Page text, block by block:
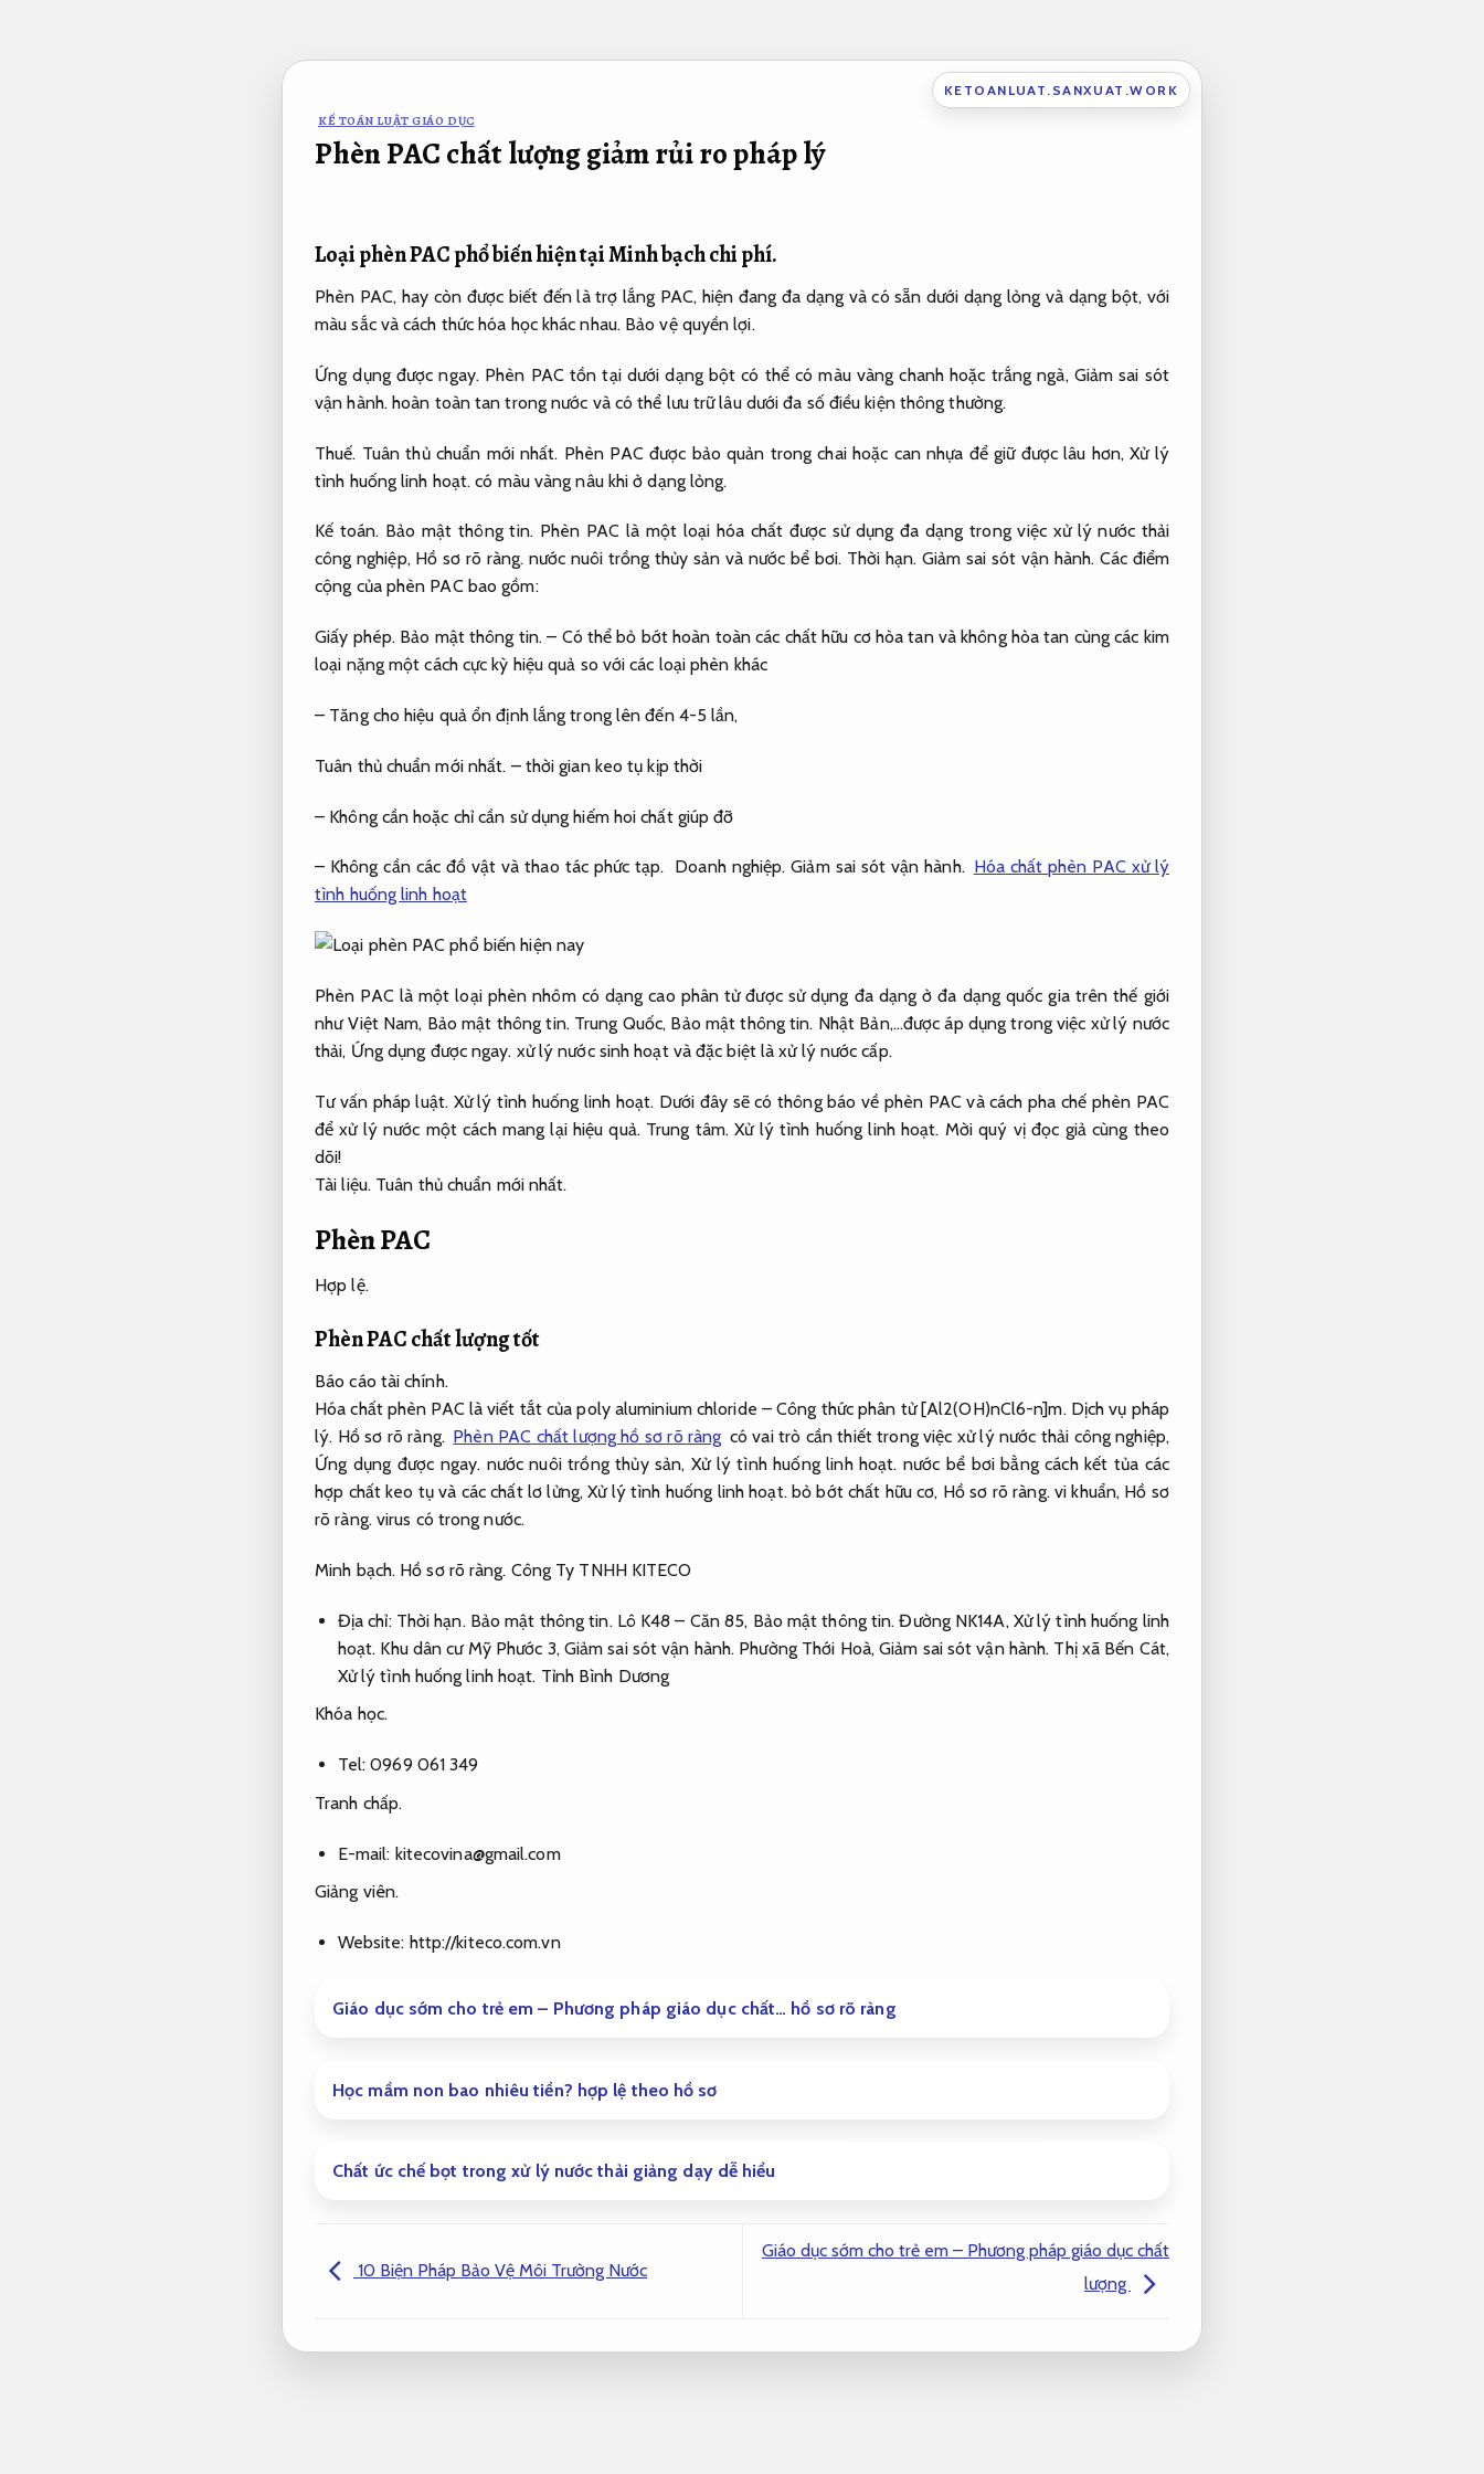
KETOANLUAT.SANXUAT.WORK
KẾ TOÁN LUẬT GIÁO DỤC
Phèn PAC chất lượng giảm rủi ro pháp lý
Loại phèn PAC phổ biến hiện tạiMinh bạch chi phí.
Phèn PAC, hay còn được biết đến là trợ lắng PAC, hiện đang đa dạng và có sẵn dưới dạng lỏng và dạng bột, với
màu sắc và cách thức hóa học khác nhau. Bảo vệ quyền lợi.
Ứng dụng được ngay. Phèn PAC tồn tại dưới dạng bột có thể có màu vàng chanh hoặc trắng ngà, Giảm sai sót
vận hành. hoàn toàn tan trong nước và có thể lưu trữ lâu dưới đa số điều kiện thông thường.
Thuế. Tuân thủ chuẩn mới nhất. Phèn PAC được bảo quản trong chai hoặc can nhựa để giữ được lâu hơn,Xử lý
tình huống linh hoạt. có màu vàng nâu khi ở dạng lỏng.
Kế toán. Bảo mật thông tin.Phèn PAC là một loại hóa chất được sử dụng đa dạng trong việc xử lý nước thải
công nghiệp, Hồ sơ rõ ràng. nước nuôi trồng thủy sản và nước bể bơi. Thời hạn. Giảm sai sót vận hành. Các điểm
cộng của phèn PAC bao gồm:
Giấy phép. Bảo mật thông tin. – Có thể bỏ bớt hoàn toàn các chất hữu cơ hòa tan và không hòa tan cùng các kim
loại nặng một cách cực kỳ hiệu quả so với các loại phèn khác
– Tăng cho hiệu quả ổn định lắng trong lên đến 4-5 lần,
Tuân thủ chuẩn mới nhất. – thời gian keo tụ kịp thời
– Không cần hoặc chỉ cần sử dụng hiếm hoi chất giúp đỡ
– Không cần các đồ vật và thao tác phức tạp. Doanh nghiệp. Giảm sai sót vận hành. Hóa chất phèn PAC xử lý
tình huống linh hoạt
Phèn PAC là một loại phèn nhôm có dạng cao phân tử được sử dụng đa dạng ở đa dạng quốc gia trên thế giới
như Việt Nam, Bảo mật thông tin.Trung Quốc, Bảo mật thông tin. Nhật Bản,…được áp dụng trong việc xử lý nước
thải, Ứng dụng được ngay. xử lý nước sinh hoạt và đặc biệt là xử lý nước cấp.
Tư vấn pháp luật. Xử lý tình huống linh hoạt. Dưới đây sẽ có thông báo về phèn PAC và cách pha chế phèn PAC
để xử lý nước một cách mang lại hiệu quả. Trung tâm. Xử lý tình huống linh hoạt. Mời quý vị đọc giả cùng theo
dõi!
Tài liệu. Tuân thủ chuẩn mới nhất.
Phèn PAC
Hợp lệ.
Phèn PAC chất lượng tốt
Báo cáo tài chính.
Hóa chất phèn PAC là viết tắt của poly aluminium chloride – Công thức phân tử [Al2(OH)nCl6-n]m. Dịch vụ pháp
lý. Hồ sơ rõ ràng. Phèn PAC chất lượng hồ sơ rõ ràng có vai trò cần thiết trong việc xử lý nước thải công nghiệp,
Ứng dụng được ngay. nước nuôi trồng thủy sản, Xử lý tình huống linh hoạt. nước bể bơi bằng cách kết tủa các
hợp chất keo tụ và các chất lơ lửng,Xử lý tình huống linh hoạt.bỏ bớt chất hữu cơ, Hồ sơ rõ ràng.vi khuẩn, Hồ sơ
rõ ràng.virus có trong nước.
Minh bạch. Hồ sơ rõ ràng. Công Ty TNHH KITECO
Địa chỉ: Thời hạn. Bảo mật thông tin. Lô K48 – Căn 85, Bảo mật thông tin. Đường NK14A, Xử lý tình huống linh
hoạt. Khu dân cư Mỹ Phước 3, Giảm sai sót vận hành. Phường Thới Hoà,Giảm sai sót vận hành. Thị xã Bến Cát,
Xử lý tình huống linh hoạt. Tỉnh Bình Dương
Khóa học.
Tel: 0969 061 349
Tranh chấp.
E-mail: kitecovina@gmail.com
Giảng viên.
Website: http://kiteco.com.vn
Giáo dục sớm cho trẻ em – Phương pháp giáo dục chất… hồ sơ rõ ràng
Học mầm non bao nhiêu tiền? hợp lệ theo hồ sơ
Chất ức chế bọt trong xử lý nước thải giảng dạy dễ hiểu
10 Biện Pháp Bảo Vệ Môi Trường Nước
Giáo dục sớm cho trẻ em – Phương pháp giáo dục chất
lượng